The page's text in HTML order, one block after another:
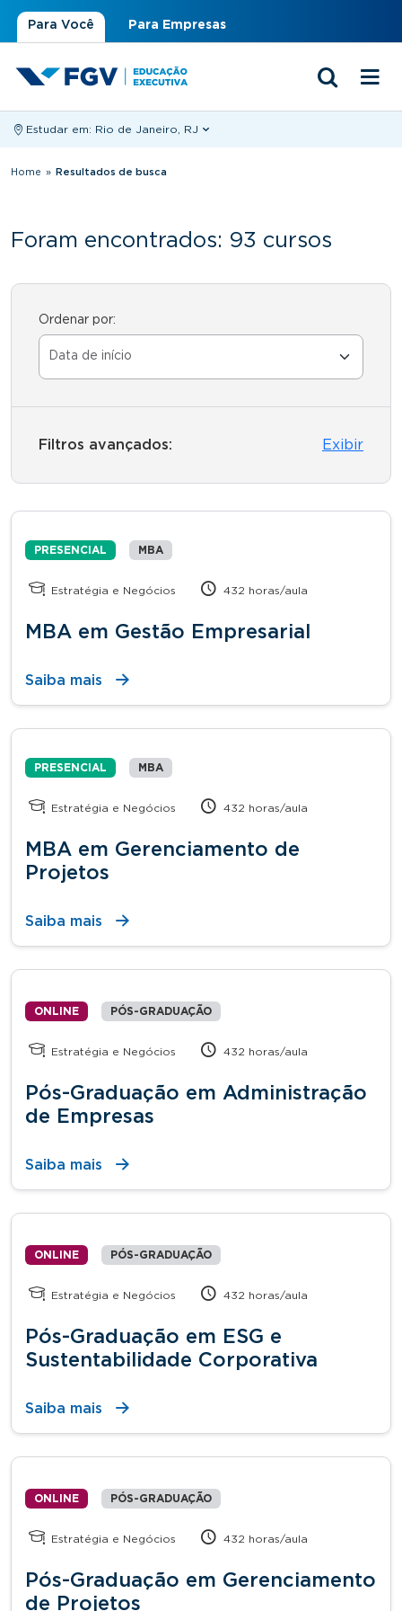
Para Você Para Empresas
Estudar em: Rio de Janeiro, RJ
Você está aqui
Home » Resultados de busca
Foram encontrados: 93 cursos
Ordenar por:
Filtros avançados: Exibir
PRESENCIAL MBA
Estratégia e Negócios 432 horas/aula
MBA em Gestão Empresarial
Saiba mais
PRESENCIAL MBA
Estratégia e Negócios 432 horas/aula
MBA em Gerenciamento de
Projetos
Saiba mais
ONLINE PÓS-GRADUAÇÃO
Estratégia e Negócios 432 horas/aula
Pós-Graduação em Administração
de Empresas
Saiba mais
ONLINE PÓS-GRADUAÇÃO
Estratégia e Negócios 432 horas/aula
Pós-Graduação em ESG e
Sustentabilidade Corporativa
Saiba mais
ONLINE PÓS-GRADUAÇÃO
Estratégia e Negócios 432 horas/aula
Pós-Graduação em Gerenciamento
de Projetos